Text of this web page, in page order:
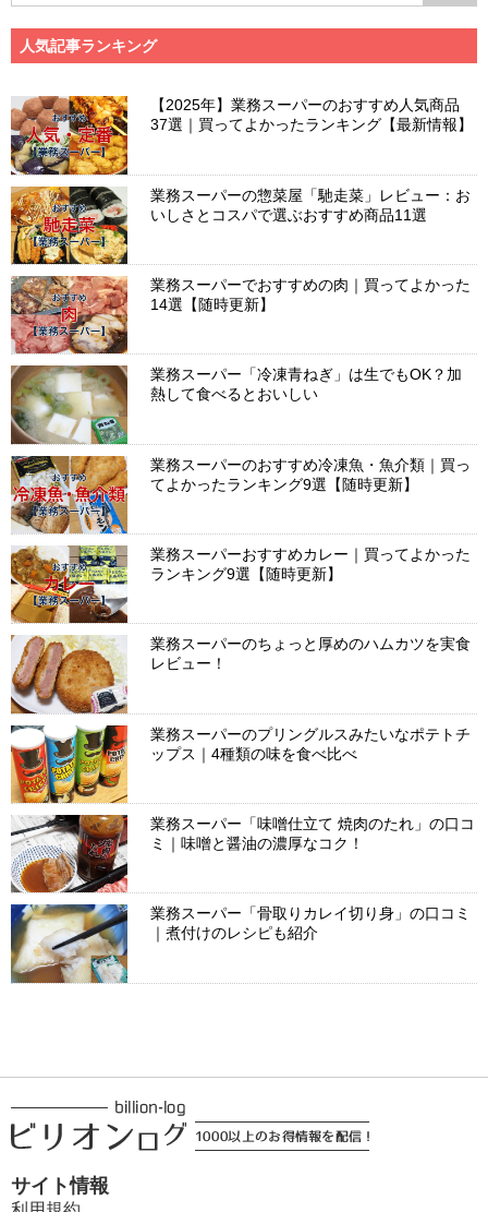
人気記事ランキング
【2025年】業務スーパーのおすすめ人気商品
37選｜買ってよかったランキング【最新情報】
業務スーパーの惣菜屋「馳走菜」レビュー：お
いしさとコスパで選ぶおすすめ商品11選
業務スーパーでおすすめの肉｜買ってよかった
14選【随時更新】
業務スーパー「冷凍青ねぎ」は生でもOK？加
熱して食べるとおいしい
業務スーパーのおすすめ冷凍魚・魚介類｜買っ
てよかったランキング9選【随時更新】
業務スーパーおすすめカレー｜買ってよかった
ランキング9選【随時更新】
業務スーパーのちょっと厚めのハムカツを実食
レビュー！
業務スーパーのプリングルスみたいなポテトチ
ップス｜4種類の味を食べ比べ
業務スーパー「味噌仕立て 焼肉のたれ」の口コ
ミ｜味噌と醤油の濃厚なコク！
業務スーパー「骨取りカレイ切り身」の口コミ
｜煮付けのレシピも紹介
サイト情報